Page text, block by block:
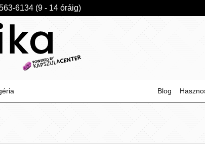
6134 (9 - 14 óráig)
Blog